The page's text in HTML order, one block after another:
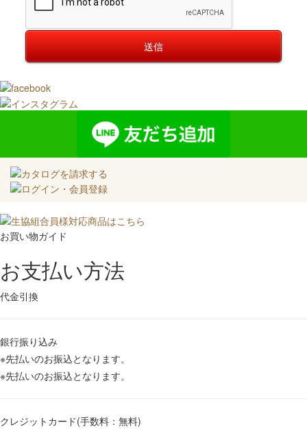
お買い物ガイド
お支払い方法
代金引換
銀行振り込み
※先払いのお振込となります。
※先払いのお振込となります。
クレジットカード(手数料：無料)